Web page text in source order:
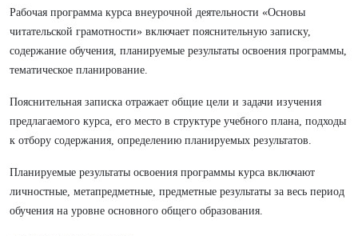
Рабочая программа курса внеурочной деятельности «Основы
читательской грамотности» включает пояснительную записку,
содержание обучения, планируемые результаты освоения программы,
тематическое планирование.
Пояснительная записка отражает общие цели и задачи изучения
предлагаемого курса, его место в структуре учебного плана, подходы
к отбору содержания, определению планируемых результатов.
Планируемые результаты освоения программы курса включают
личностные, метапредметные, предметные результаты за весь период
обучения на уровне основного общего образования.